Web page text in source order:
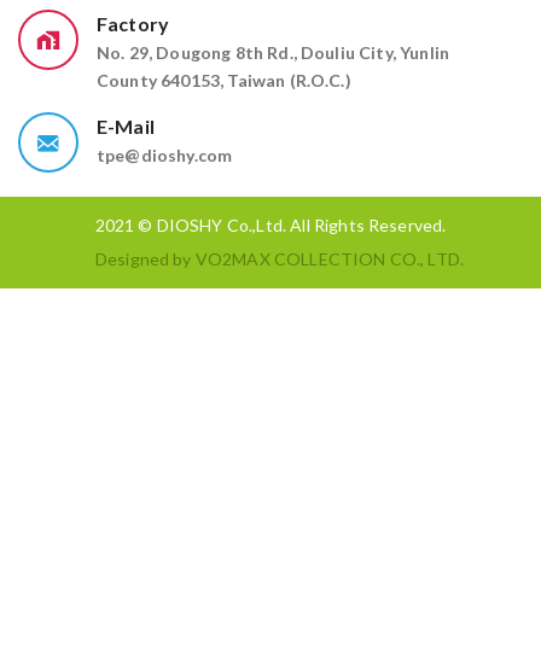
Factory
No. 29, Dougong 8th Rd., Douliu City, Yunlin
County 640153, Taiwan (R.O.C.)
E-Mail
tpe@dioshy.com
2021 © DIOSHY Co.,Ltd. All Rights Reserved.
Designed by VO2MAX COLLECTION CO., LTD.